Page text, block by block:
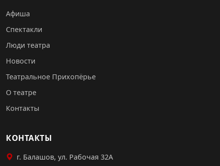
Афиша
Спектакли
Люди театра
Новости
Театральное Прихопёрье
О театре
Контакты
КОНТАКТЫ
г. Балашов, ул. Рабочая 32А